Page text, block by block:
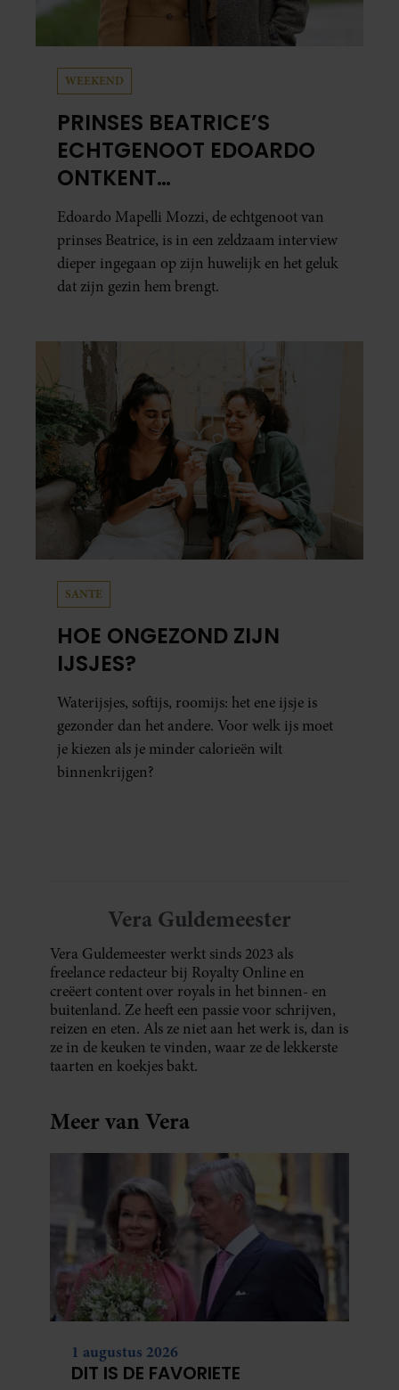
WEEKEND
PRINSES BEATRICE’S
ECHTGENOOT EDOARDO
ONTKENT
HUWELIJKSPROBLEMEN
Edoardo Mapelli Mozzi, de echtgenoot van
prinses Beatrice, is in een zeldzaam interview
dieper ingegaan op zijn huwelijk en het geluk
dat zijn gezin hem brengt.
SANTE
HOE ONGEZOND ZIJN
IJSJES?
Waterijsjes, softijs, roomijs: het ene ijsje is
gezonder dan het andere. Voor welk ijs moet
je kiezen als je minder calorieën wilt
binnenkrijgen?
Vera Guldemeester
Vera Guldemeester werkt sinds 2023 als
freelance redacteur bij Royalty Online en
creëert content over royals in het binnen- en
buitenland. Ze heeft een passie voor schrijven,
reizen en eten. Als ze niet aan het werk is, dan is
ze in de keuken te vinden, waar ze de lekkerste
taarten en koekjes bakt.
Meer van Vera
1 augustus 2026
DIT IS DE FAVORIETE